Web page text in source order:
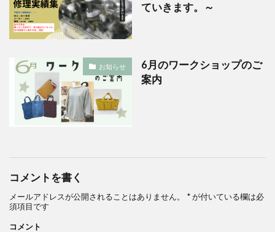
ていきます。～
お知らせ
6月のワークショップのご
案内
コメントを書く
メールアドレスが公開されることはありません。 *が付いている欄は必
須項目です
コメント